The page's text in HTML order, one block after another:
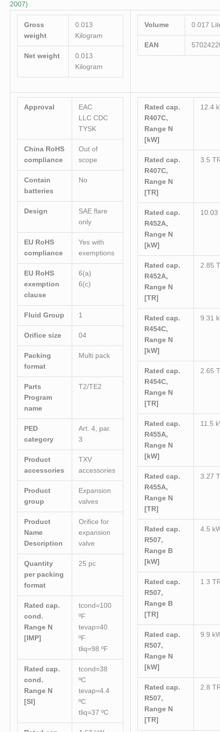
2007)
Gross
weight
0.013
Kilogram
Net weight
0.013
Kilogram
Volume 0.017
EAN
Approval
EAC
LLC CDC
TYSK
China RoHS
compliance
Out of
scope
Contain
batteries
No
Design
SAE flare
only
EU RoHS
compliance
Yes with
exemptions
EU RoHS
exemption
clause
6(a)
6(c)
Fluid Group 1
Orifice size 04
Packing
format
Multi pack
Parts
Program
name
T2/TE2
PED
category
Art. 4, par.
3
Product
accessories
TXV
accessories
Product
group
Expansion
valves
Product
Name
Description
Orifice for
expansion
valve
Quantity
per packing
format
25 pc
Rated cap.
cond.
Range N
[IMP]
tcond=100
ºF
tevap=40
ºF
tliq=98 ºF
Rated cap.
cond.
Range N
[SI]
tcond=38
ºC
tevap=4.4
ºC
tliq=37 ºC
Rated cap.
R407C,
Range N
[kW]
12.4
Rated cap.
R407C,
Range N
[TR]
3.5
Rated cap.
R452A,
Range N
[kW]
10.03
Rated cap.
R452A,
Range N
[TR]
2.85
Rated cap.
R454C,
Range N
[kW]
9.31
Rated cap.
R454C,
Range N
[TR]
2.65
Rated cap.
R455A,
Range N
[kW]
11.5
Rated cap.
R455A,
Range N
[TR]
3.27
Rated cap.
R507,
Range B
[kW]
4.5
Rated cap.
R507,
Range B
[TR]
1.3
Rated cap.
R507,
Range N
[kW]
9.9
Rated cap.
R507,
Range N
[TR]
2.8